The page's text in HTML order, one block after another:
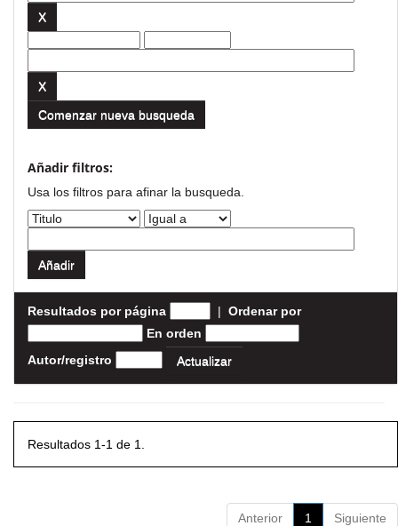
Comenzar nueva busqueda
Añadir filtros:
Usa los filtros para afinar la busqueda.
Resultados por página | Ordenar por
En orden
Autor/registro
Resultados 1-1 de 1.
Anterior 1 Siguiente